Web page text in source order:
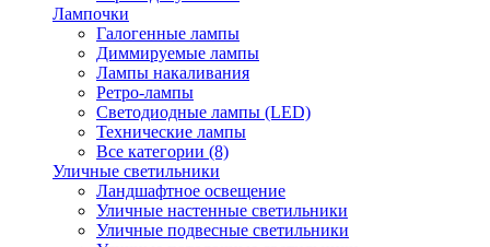
Лампочки
Галогенные лампы
Диммируемые лампы
Лампы накаливания
Ретро-лампы
Светодиодные лампы (LED)
Технические лампы
Все категории (8)
Уличные светильники
Ландшафтное освещение
Уличные настенные светильники
Уличные подвесные светильники